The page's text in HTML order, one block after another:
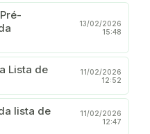
13/02/2026
15:48
Lista de
11/02/2026
12:52
lista de
11/02/2026
12:47